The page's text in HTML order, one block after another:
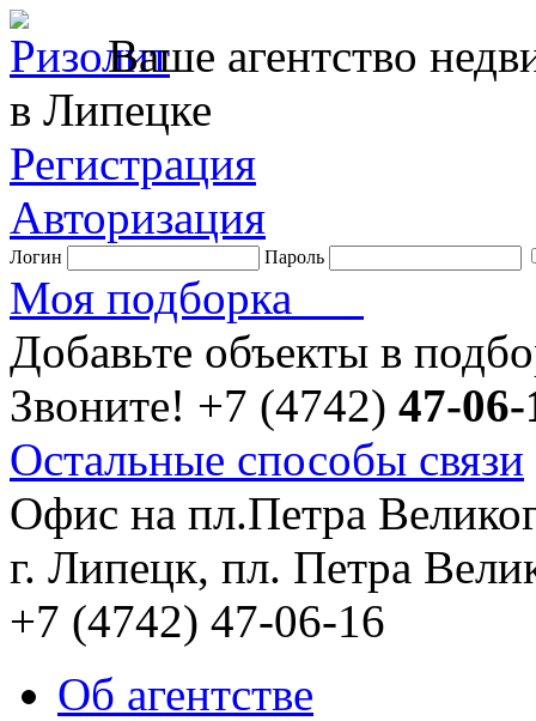
Ваше агентство
в Липецке
Регистрация
Авторизация
Логин Пароль
Моя подборка
Добавьте объекты в
Звоните! +7 (4742) 47-06-
Остальные способы связи
Офис на пл.Петра
г. Липецк, пл. Петра
+7 (4742) 47-06-16
Об агентстве